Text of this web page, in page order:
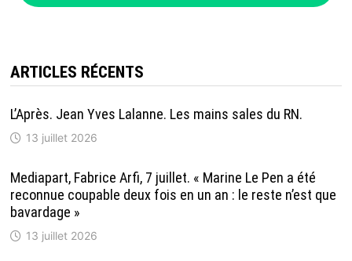
ARTICLES RÉCENTS
L’Après. Jean Yves Lalanne. Les mains sales du RN.
13 juillet 2026
Mediapart, Fabrice Arfi, 7 juillet. « Marine Le Pen a été
reconnue coupable deux fois en un an : le reste n’est que
bavardage »
13 juillet 2026